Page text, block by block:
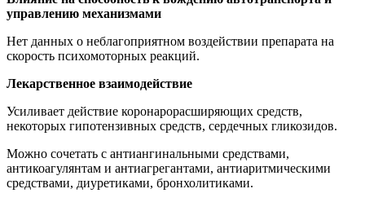
управлению механизмами
Нет данных о неблагоприятном воздействии препарата на
скорость психомоторных реакций.
Лекарственное взаимодействие
Усиливает действие коронарорасширяющих средств,
некоторых гипотензивных средств, сердечных гликозидов.
Можно сочетать с антиангинальными средствами,
антикоагулянтам и антиагрегантами, антиаритмическими
средствами, диуретиками, бронхолитиками.